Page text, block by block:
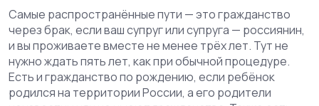
Самые распространённые пути — этогражданство
через брак, если ваш супруг или супруга — россиянин,
и вы проживаете вместе не менее трёх лет. Тут не
нужно ждать пять лет, как при обычной процедуре.
Есть игражданство по рождению, если ребёнок
родился на территории России, а его родители